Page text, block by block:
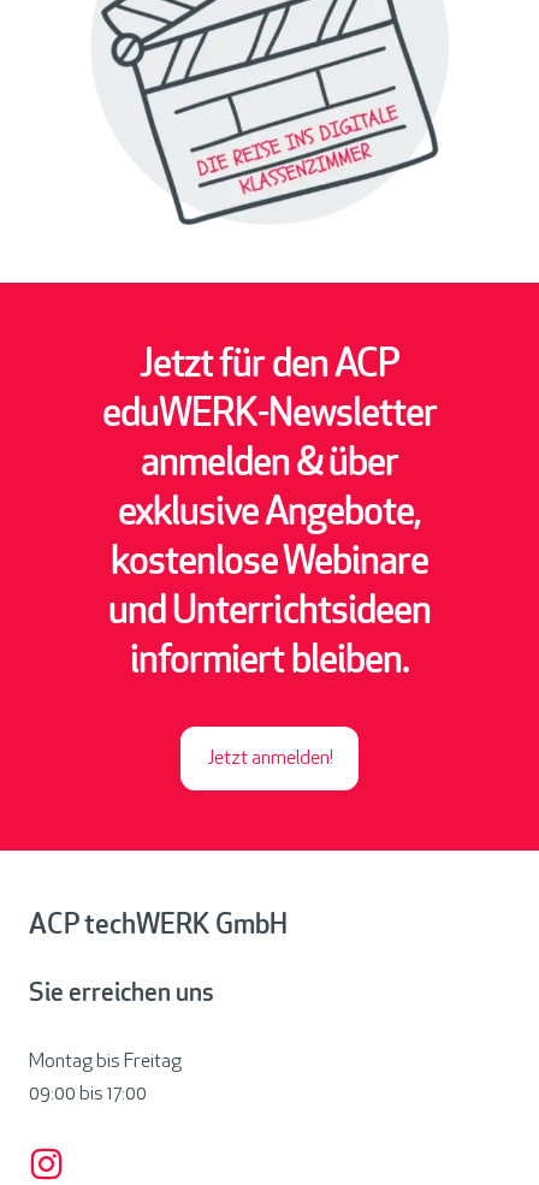
Jetzt für den ACP
eduWERK-Newsletter
anmelden & über
exklusive Angebote,
kostenlose Webinare
und Unterrichtsideen
informiert bleiben.
Jetzt anmelden!
ACP techWERK GmbH
Sie erreichen uns
Montag bis Freitag
09:00 bis 17:00